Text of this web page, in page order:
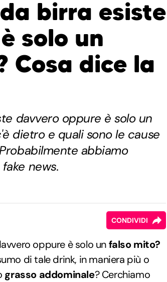
birra esiste
solo un
Cosa dice la
davvero oppure è solo un
dietro e quali sono le cause
abbiamo
news.
CONDIVIDI
oppure è solo unfalso mito?
di tale drink, in maniera più o
grasso addominale? Cerchiamo